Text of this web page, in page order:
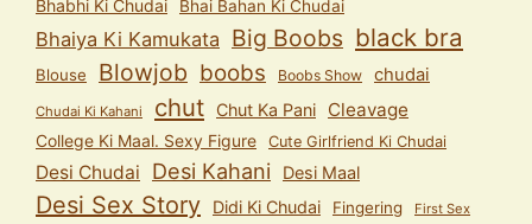
Bhabhi Ki Chudai Bhai Bahan Ki Chudai
Bhaiya Ki Kamukata Big Boobs black bra
Blouse Blowjob boobs Boobs Show chudai
Chudai Ki Kahani chut Chut Ka Pani Cleavage
College Ki Maal. Sexy Figure Cute Girlfriend Ki Chudai
Desi Chudai Desi Kahani Desi Maal
Desi Sex Story Didi Ki Chudai Fingering First Sex